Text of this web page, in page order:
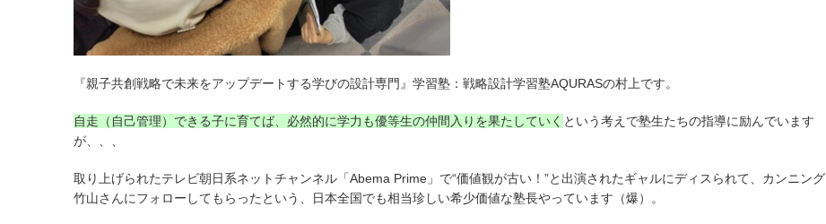
『親子共創戦略で未来をアップデートする学びの設計専門』学習塾：戦略設計学習塾AQURASの村上です。
自走（自己管理）できる子に育てば、必然的に学力も優等生の仲間入りを果たしていく という考えで塾生たちの指導に励んでいます
が、、、
取り上げられたテレビ朝日系ネットチャンネル「Abema Prime」で“価値観が古い！”と出演されたギャルにディスられて、カンニング
竹山さんにフォローしてもらったという、日本全国でも相当珍しい希少価値な塾長やっています（爆）。